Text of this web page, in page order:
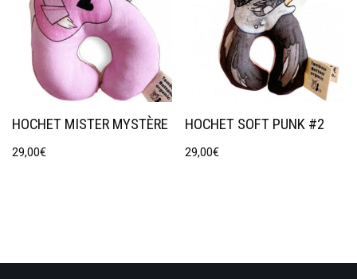
HOCHET MISTER MYSTÈRE
29,00€
HOCHET SOFT PUNK #2
29,00€